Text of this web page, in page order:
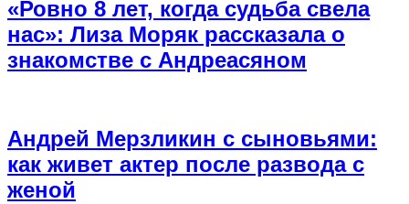
«Ровно 8 лет, когда судьба свела
нас»: Лиза Моряк рассказала о
знакомстве с Андреасяном
Андрей Мерзликин с сыновьями:
как живет актер после развода с
женой